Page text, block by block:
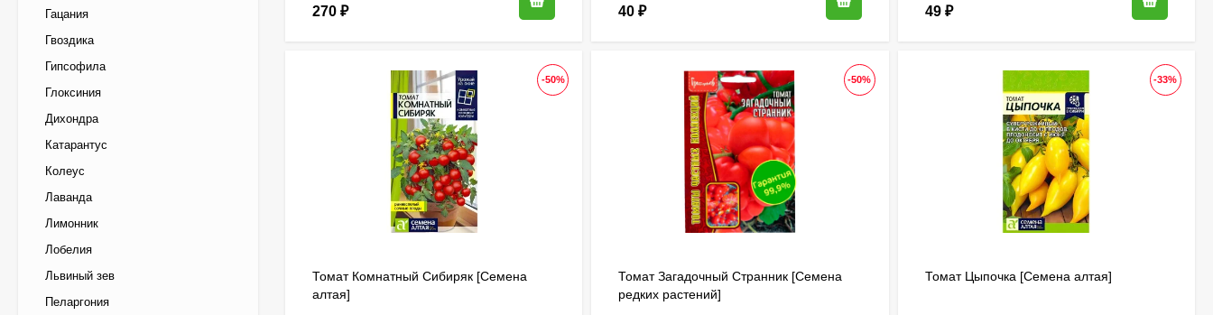
270 ₽ 40₽ 49 ₽
-50%
Томат Комнатный Сибиряк [Семена
алтая]
-50%
Томат Загадочный Странник [Семена
редких растений]
-33%
Томат Цыпочка [Семена алтая]
Гацания
Гвоздика
Гипсофила
Глоксиния
Дихондра
Катарантус
Колеус
Лаванда
Лимонник
Лобелия
Львиный зев
Пеларгония